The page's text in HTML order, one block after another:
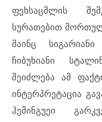
ფეხსაცმლის
სურათებით
მაინც
ჩიბუხიანი
შეიძლება ამ
ინტერპრეტაცია
ჰემინგუეი